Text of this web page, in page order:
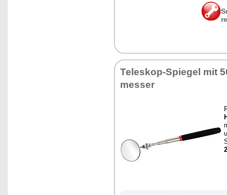
Te­le­skop-Spie­gel mit
mes­ser